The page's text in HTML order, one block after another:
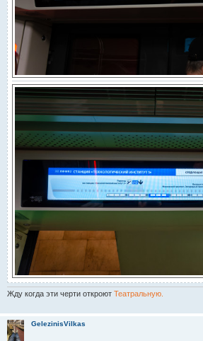
Жду когда эти черти откроют Театральную.
GelezinisVilkas